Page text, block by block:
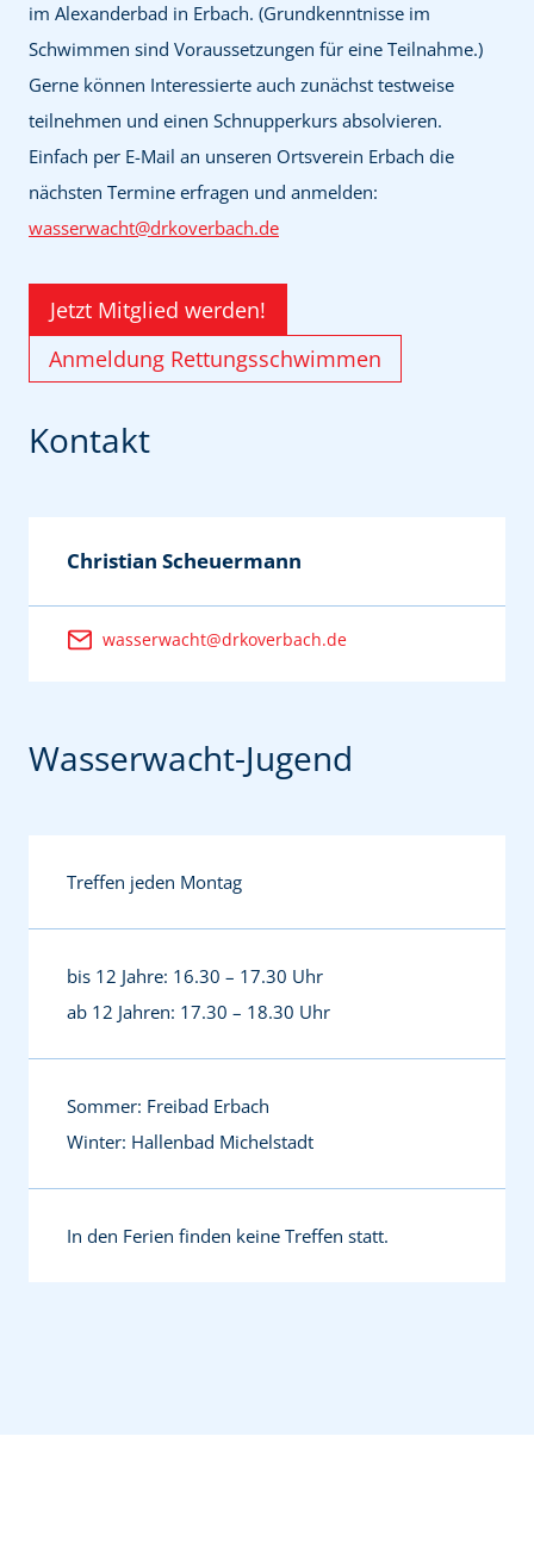
im Alexanderbad in Erbach. (Grundkenntnisse im
Schwimmen sind Voraussetzungen für eine Teilnahme.)
Gerne können Interessierte auch zunächst testweise
teilnehmen und einen Schnupperkurs absolvieren.
Einfach per E-Mail an unseren Ortsverein Erbach die
nächsten Termine erfragen und anmelden:
wasserwacht@drkoverbach.de
Jetzt Mitglied werden!
Anmeldung Rettungsschwimmen
Kontakt
Christian Scheuermann
wasserwacht@drkoverbach.de
Wasserwacht-Jugend
Treffen jeden Montag
bis 12 Jahre: 16.30 – 17.30 Uhr
ab 12 Jahren: 17.30 – 18.30 Uhr
Sommer: Freibad Erbach
Winter: Hallenbad Michelstadt
In den Ferien finden keine Treffen statt.